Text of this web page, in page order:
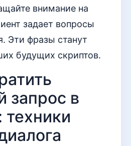
внимание на
задает вопросы
Эти фразы станут
будущих скриптов.
запрос в